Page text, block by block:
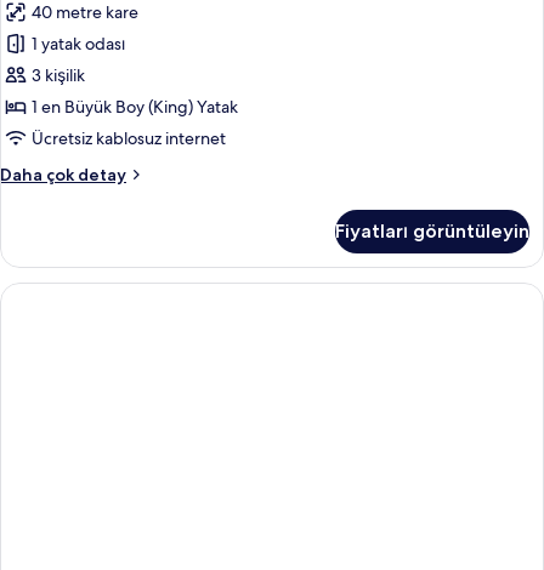
40 metre kare
1 yatak odası
3 kişilik
1 en Büyük Boy (King) Yatak
Ücretsiz kablosuz internet
Daha çok detay
Süit,
Club
Dinlenme
Salonu
Fiyatları görüntüleyin